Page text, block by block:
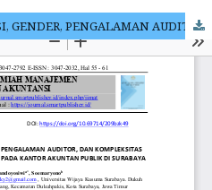
PENGARUH INDEPENDENSI, GENDER, PENGALAMAN AUDITOR, DAN KOMPLEKSITAS TUGAS TERHADAP AUDIT JUDGEMENT PADA KANTOR AKUNTAN PUBLIK DI SURABAYA